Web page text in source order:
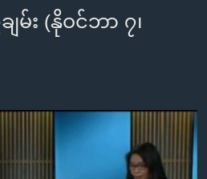
က်များ
မ်း (နိုဝင်ဘာ ၇၊